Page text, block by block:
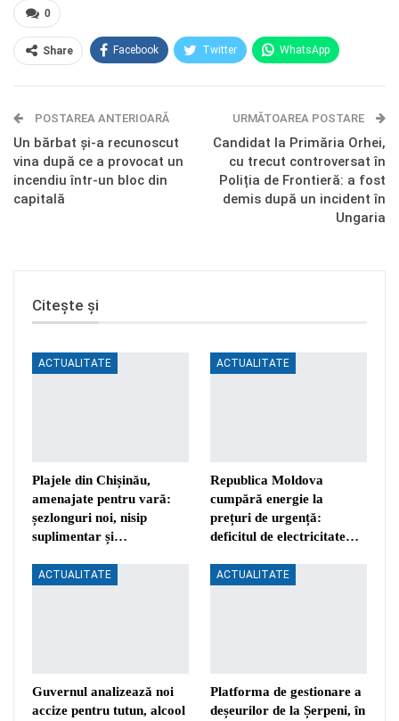
0
Share Facebook Twitter WhatsApp
Telegram OK.ru
POSTAREA ANTERIOARĂ
Un bărbat și-a recunoscut
vina după ce a provocat un
incendiu într-un bloc din
capitală
URMĂTOAREA POSTARE
Candidat la Primăria Orhei,
cu trecut controversat în
Poliția de Frontieră: a fost
demis după un incident în
Ungaria
Citește și
ACTUALITATE
Plajele din Chișinău,
amenajate pentru vară:
șezlonguri noi, nisip
suplimentar și…
ACTUALITATE
Republica Moldova
cumpără energie la
prețuri de urgență:
deficitul de electricitate…
ACTUALITATE
Guvernul analizează noi
accize pentru tutun, alcool
ACTUALITATE
Platforma de gestionare a
deșeurilor de la Șerpeni, în